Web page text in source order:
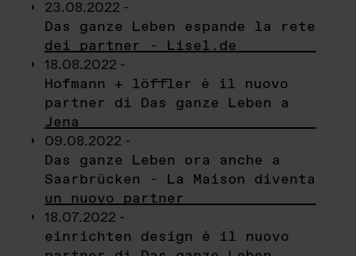
23.08.2022 -
Das ganze Leben espande la rete
dei partner - Lisel.de
18.08.2022 -
Hofmann + löffler è il nuovo
partner di Das ganze Leben a
Jena
09.08.2022 -
Das ganze Leben ora anche a
Saarbrücken - La Maison diventa
un nuovo partner
18.07.2022 -
einrichten design è il nuovo